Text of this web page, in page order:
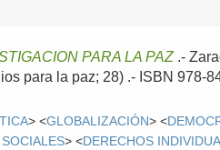
PARA LA PAZ .-
para la paz; 28) .- ISBN 978-
> <GLOBALIZACIÓN> <
> <DERECHOS